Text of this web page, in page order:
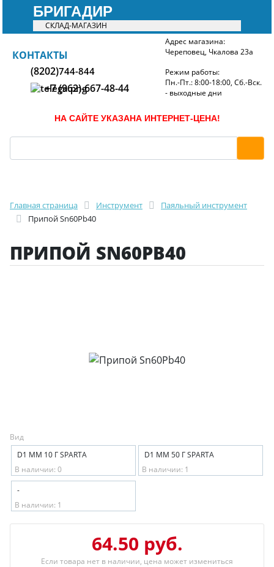
БРИГАДИР
СКЛАД-МАГАЗИН
БРИГАДИР
КОНТАКТЫ
(8202)744-844
+7 (962)-667-48-44
Адрес магазина:
Череповец, Чкалова 23а
Режим работы:
Пн.-Пт.: 8:00-18:00, Сб.-Вск.
- выходные дни
НА САЙТЕ УКАЗАНА ИНТЕРНЕТ-ЦЕНА!
Главная страница Инструмент
Паяльный инструмент
Припой Sn60Pb40
ПРИПОЙ SN60PB40
Вид
D1 ММ 10 Г SPARTA
В наличии: 0
D1 ММ 50 Г SPARTA
В наличии: 1
-
В наличии: 1
64.50 руб.
Если товара нет в наличии, цена может измениться